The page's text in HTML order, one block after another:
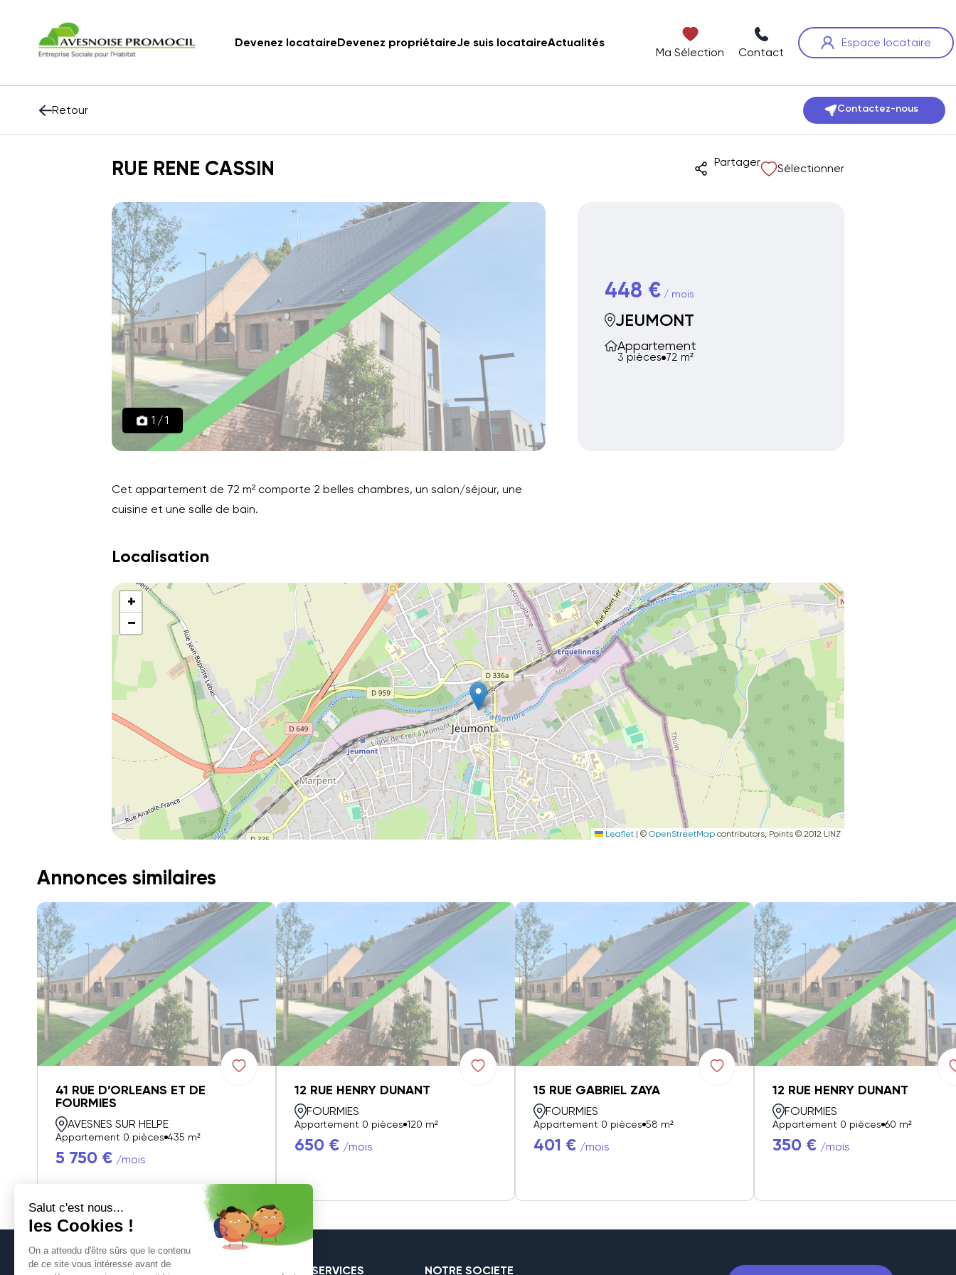
Devenez locataireDevenez propriétaireJe suis locataireActualités
Ma Sélection Contact
Espace locataire
Retour Contactez-nous
RUE RENE CASSIN Partager Sélectionner
1 /1
448 €/ mois
JEUMONT
Appartement
3 pièces 72 m²
Cet appartement de 72 m² comporte 2 belles chambres, un salon/séjour, une
cuisine et une salle de bain.
Localisation
+
−
Leaflet | © OpenStreetMap contributors, Points © 2012 LINZ
Annonces similaires
41 RUE D’ORLEANS ET DE
FOURMIES
AVESNES SUR HELPE
Appartement 0 pièces 435 m²
5 750 € /mois
12 RUE HENRY DUNANT
FOURMIES
Appartement 0 pièces 120 m²
650 € /mois
15 RUE GABRIEL ZAYA
FOURMIES
Appartement 0 pièces 58 m²
401 € /mois
12 RUE HENRY DUNANT
FOURMIES
Appartement 0 pièces 60 m²
350 € /mois
SERVICES NOTRE SOCIETE